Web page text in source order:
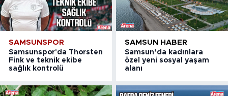
SAMSUNSPOR
Samsunspor'da Thorsten
Fink ve teknik ekibe
sağlık kontrolü
SAMSUN HABER
Samsun’da kadınlara
özel yeni sosyal yaşam
alanı